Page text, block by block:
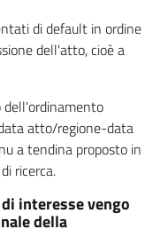
di default in ordine
dell'atto, cioè a
dell'ordinamento
atto/regione-data
a tendina proposto in
ricerca.
interesse vengo
della